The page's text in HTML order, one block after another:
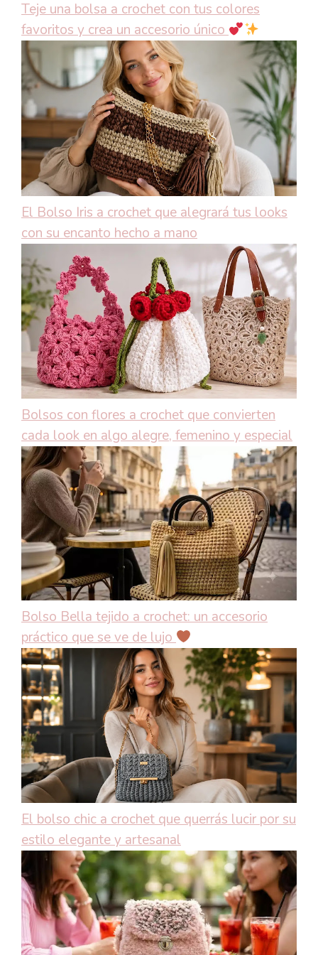
Teje una bolsa a crochet con tus colores
favoritos y crea un accesorio único
El Bolso Iris a crochet que alegrará tus looks
con su encanto hecho a mano
Bolsos con flores a crochet que convierten
cada look en algo alegre, femenino y especial
Bolso Bella tejido a crochet: un accesorio
práctico que se ve de lujo
El bolso chic a crochet que querrás lucir por su
estilo elegante y artesanal